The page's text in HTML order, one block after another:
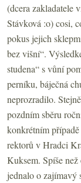
(dcera zakladatele
Stávková :o) cosi,
pokus jejich
bez višní“.
studena“ s vůní
perníku, báječná
neprozradilo.
pozdním sběru
konkrétním
rektorů v Hradci
Kuksem. Spíše
jednalo o zajímavý